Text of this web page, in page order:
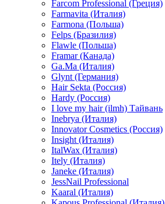
Farcom Professional (Греция)
Farmavita (Италия)
Farmona (Польша)
Felps (Бразилия)
Flawle (Польша)
Framar (Канада)
Ga.Ma (Италия)
Glynt (Германия)
Hair Sekta (Россия)
Hardy (Россия)
I love my hair (ilmh) Тайвань
Inebrya (Италия)
Innovator Cosmetics (Россия)
Insight (Италия)
ItalWax (Италия)
Itely (Италия)
Janeke (Италия)
JessNail Professional
Kaaral (Италия)